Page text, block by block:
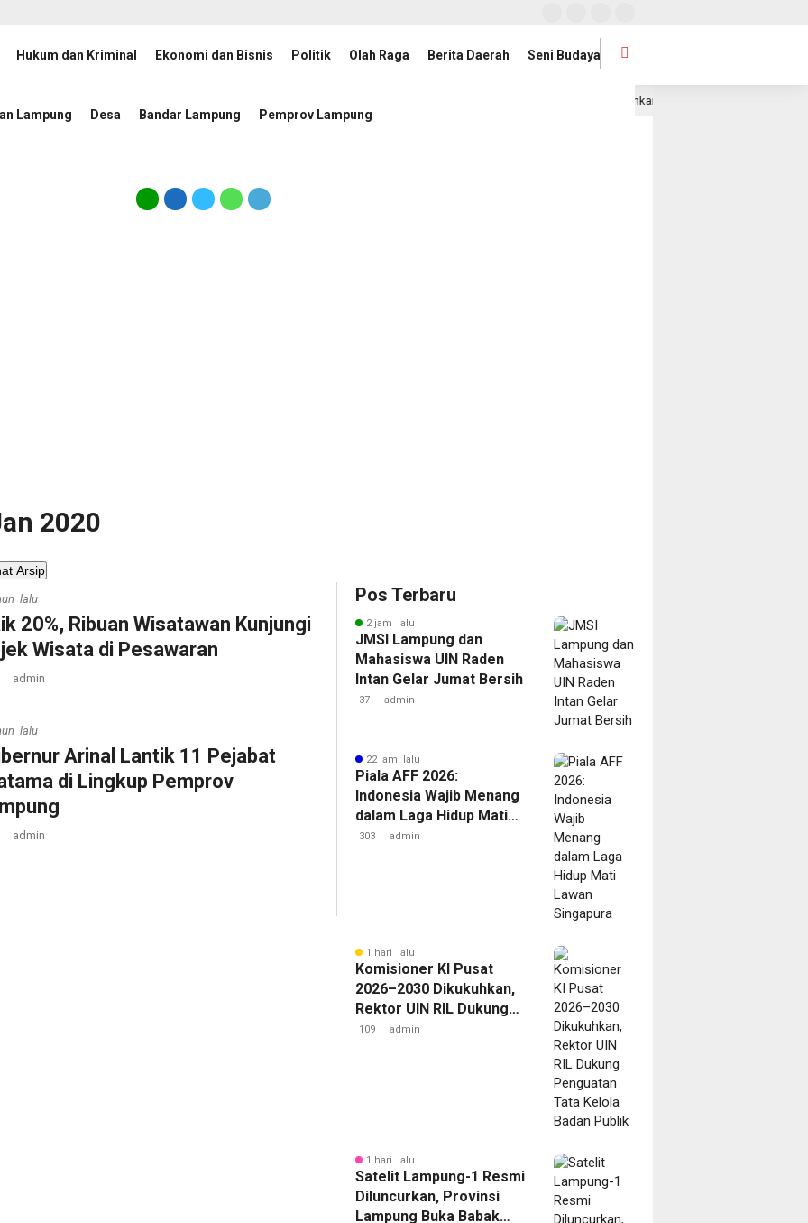
Hukum dan Kriminal Ekonomi dan Bisnis Politik Olah Raga Berita Daerah Seni Budaya
Lampung Desa Bandar Lampung Pemprov Lampung
Komisioner KI Pusat 2026–2030 Dikukuhkan, Rektor UIN RIL Dukung Penguatan
2020
Arsip
lalu
20%, Ribuan Wisatawan Kunjungi
Wisata di Pesawaran
admin
lalu
Arinal Lantik 11 Pejabat
di Lingkup Pemprov
admin
Pos Terbaru
2 jam lalu
JMSI Lampung dan
Mahasiswa UIN Raden
Intan Gelar Jumat Bersih
37 admin
22 jam lalu
Piala AFF 2026:
Indonesia Wajib Menang
dalam Laga Hidup Mati
Lawan Singapura
303 admin
1 hari lalu
Komisioner KI Pusat
2026–2030 Dikukuhkan,
Rektor UIN RIL Dukung
Penguatan Tata Kelola
109 admin
1 hari lalu
Satelit Lampung-1 Resmi
Diluncurkan, Provinsi
Lampung Buka Babak